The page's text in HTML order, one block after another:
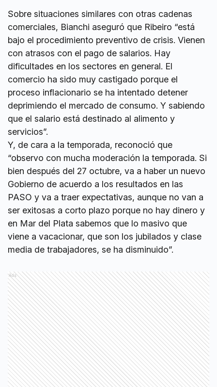
Sobre situaciones similares con otras cadenas
comerciales, Bianchi aseguró que Ribeiro “está
bajo el procedimiento preventivo de crisis. Vienen
con atrasos con el pago de salarios. Hay
dificultades en los sectores en general. El
comercio ha sido muy castigado porque el
proceso inflacionario se ha intentado detener
deprimiendo el mercado de consumo. Y sabiendo
que el salario está destinado al alimento y
servicios”.
Y, de cara a la temporada, reconoció que
“observo con mucha moderación la temporada. Si
bien después del 27 octubre, va a haber un nuevo
Gobierno de acuerdo a los resultados en las
PASO y va a traer expectativas, aunque no van a
ser exitosas a corto plazo porque no hay dinero y
en Mar del Plata sabemos que lo masivo que
viene a vacacionar, que son los jubilados y clase
media de trabajadores, se ha disminuido”.
Ads